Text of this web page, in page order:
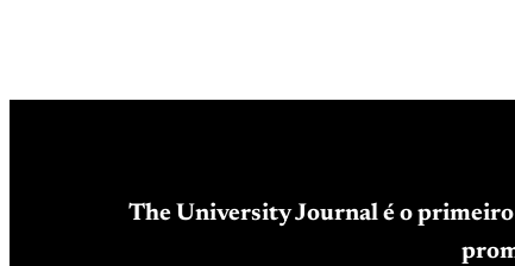
The University Journal é o primeiro